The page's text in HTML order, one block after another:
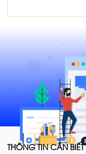
THÔNG TIN CẦN BIẾT